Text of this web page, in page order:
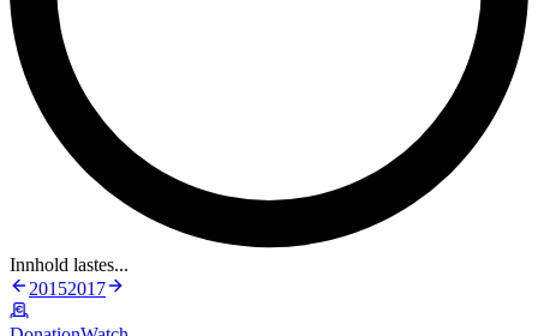
Innhold lastes...
20152017